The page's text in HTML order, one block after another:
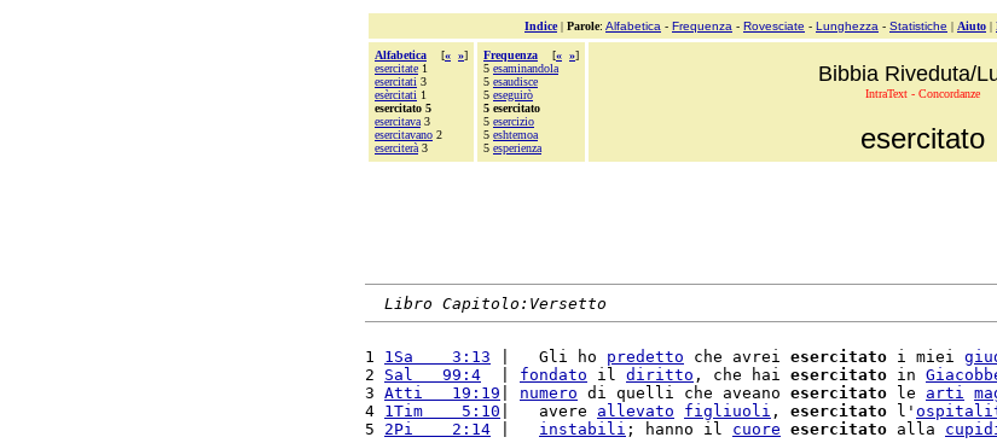
Indice| Parole: Alfabetica - Frequenza - Rovesciate - Lunghezza - Statistiche | Aiuto |
Alfabetica [« »]
esercitate 1
esercitati 3
esèrcitati 1
esercitato 5
esercitava 3
esercitavano 2
eserciterà 3
Frequenza [« »]
5 esaminandola
5 esaudisce
5 eseguirò
5 esercitato
5 esercizio
5 eshtemoa
5 esperienza
Bibbia Riveduta/
IntraText - Concordanze
esercitato
Libro Capitolo:Versetto
1 1Sa    3:13 |   Gli ho predetto che avrei esercitato i miei
2 Sal   99:4 fondato il diritto , che hai esercitato in
3 Atti   19:19 numero di quelli che aveano esercitato le arti
4 1Tim    5:10 |   avere allevato figliuoli , esercitato l'
5 2Pi    2:14 instabili ; hanno il cuore esercitato alla